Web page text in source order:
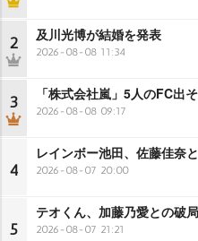
2 及川光博が結婚を発表
2026-08-08 11:34
3 「株式会社嵐」5人のFC出
2026-08-08 09:17
4
レインボー池田、佐藤佳奈
2026-08-07 20:00
5
テオくん、加藤乃愛との破
2026-08-07 21:21